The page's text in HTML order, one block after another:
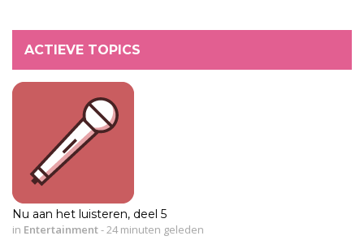
ACTIEVE TOPICS
Nu aan het luisteren, deel 5
in Entertainment-24 minuten geleden